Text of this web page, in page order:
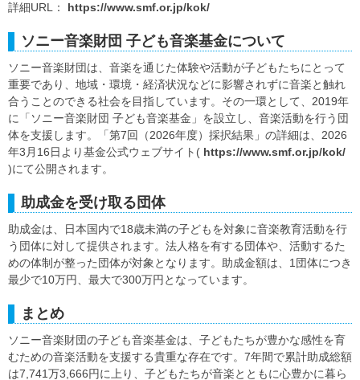
詳細URL： https://www.smf.or.jp/kok/
ソニー音楽財団 子ども音楽基金について
ソニー音楽財団は、音楽を通じた体験や活動が子どもたちにとって
重要であり、地域・環境・経済状況などに影響されずに音楽と触れ
合うことのできる社会を目指しています。その一環として、2019年
に「ソニー音楽財団 子ども音楽基金」を設立し、音楽活動を行う団
体を支援します。「第7回（2026年度）採択結果」の詳細は、2026
年3月16日より基金公式ウェブサイト( https://www.smf.or.jp/kok/
)にて公開されます。
助成金を受け取る団体
助成金は、日本国内で18歳未満の子どもを対象に音楽教育活動を行
う団体に対して提供されます。法人格を有する団体や、活動するた
めの体制が整った団体が対象となります。助成金額は、1団体につき
最少で10万円、最大で300万円となっています。
まとめ
ソニー音楽財団の子ども音楽基金は、子どもたちが豊かな感性を育
むための音楽活動を支援する貴重な存在です。7年間で累計助成総額
は7,741万3,666円に上り、子どもたちが音楽とともに心豊かに暮ら